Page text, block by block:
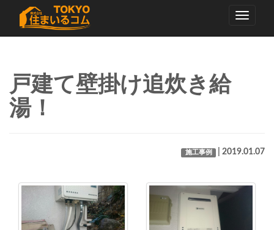
Toggle
戸建て壁掛け追炊き給
湯！
施工事例 | 2019.01.07